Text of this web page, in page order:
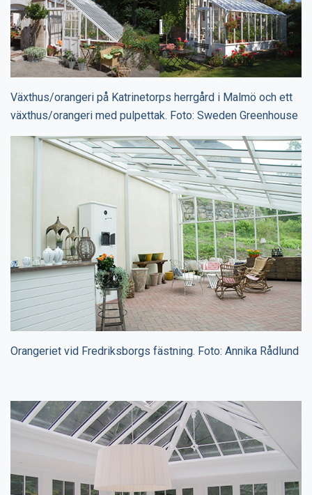
Växthus/orangeri på Katrinetorps herrgård i Malmö och ett
växthus/orangeri med pulpettak. Foto: Sweden Greenhouse
Orangeriet vid Fredriksborgs fästning. Foto: Annika Rådlund